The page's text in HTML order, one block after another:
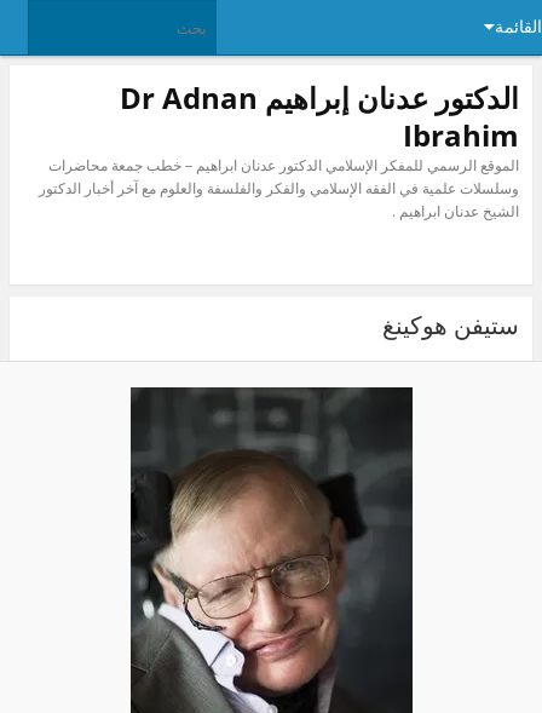
الدكتور عدنان إبراهيم Dr Adnan
Ibrahim
الموقع الرسمي للمفكر الإسلامي الدكتور عدنان ابراهيم – خطب جمعة محاضرات
وسلسلات علمية في الفقه الإسلامي والفكر والفلسفة والعلوم مع آخر أخبار الدكتور
الشيخ عدنان ابراهيم .
ستيفن هوكينغ